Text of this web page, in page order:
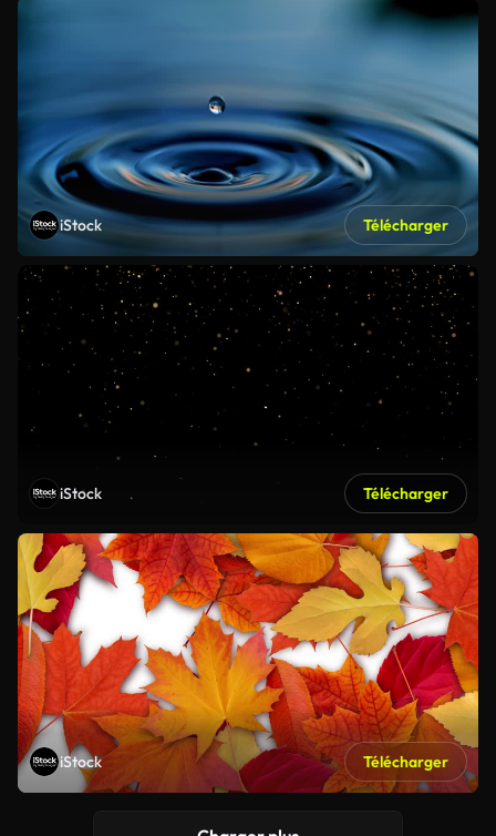
iStock Télécharger
iStock Télécharger
iStock Télécharger